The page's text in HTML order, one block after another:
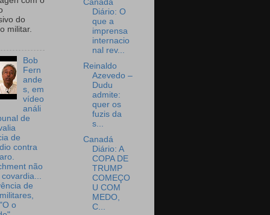
do
militar.
Bob
Fern
ande
s, em
vídeo
análi
de
de
contra
não
de
o
Canadá
Diário: O
que a
imprensa
internacio
nal rev...
Reinaldo
Azevedo –
Dudu
admite:
quer os
fuzis da
s...
Canadá
Diário: A
COPA DE
TRUMP
COMEÇO
U COM
MEDO,
C...